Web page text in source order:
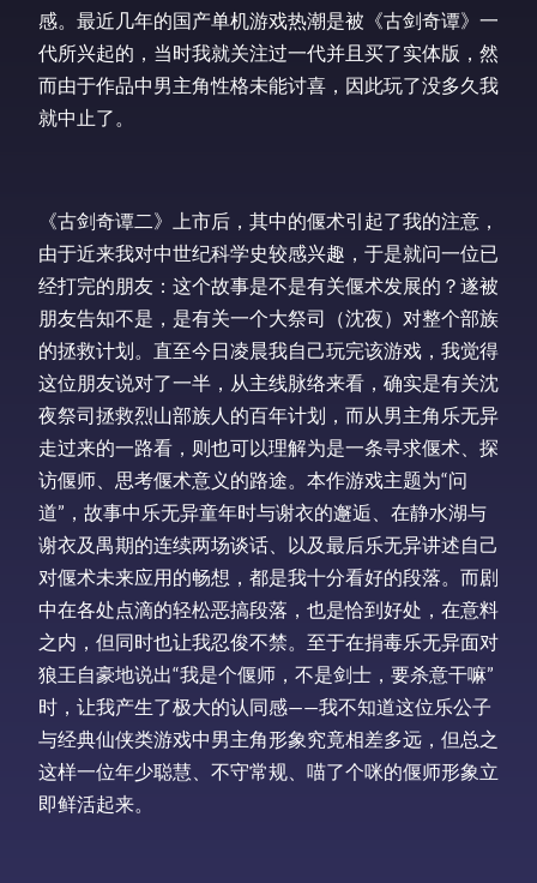
感。最近几年的国产单机游戏热潮是被《古剑奇谭》一
代所兴起的，当时我就关注过一代并且买了实体版，然
而由于作品中男主角性格未能讨喜，因此玩了没多久我
就中止了。
《古剑奇谭二》上市后，其中的偃术引起了我的注意，
由于近来我对中世纪科学史较感兴趣，于是就问一位已
经打完的朋友：这个故事是不是有关偃术发展的？遂被
朋友告知不是，是有关一个大祭司（沈夜）对整个部族
的拯救计划。直至今日凌晨我自己玩完该游戏，我觉得
这位朋友说对了一半，从主线脉络来看，确实是有关沈
夜祭司拯救烈山部族人的百年计划，而从男主角乐无异
走过来的一路看，则也可以理解为是一条寻求偃术、探
访偃师、思考偃术意义的路途。本作游戏主题为“问
道”，故事中乐无异童年时与谢衣的邂逅、在静水湖与
谢衣及禺期的连续两场谈话、以及最后乐无异讲述自己
对偃术未来应用的畅想，都是我十分看好的段落。而剧
中在各处点滴的轻松恶搞段落，也是恰到好处，在意料
之内，但同时也让我忍俊不禁。至于在捐毒乐无异面对
狼王自豪地说出“我是个偃师，不是剑士，要杀意干嘛”
时，让我产生了极大的认同感——我不知道这位乐公子
与经典仙侠类游戏中男主角形象究竟相差多远，但总之
这样一位年少聪慧、不守常规、喵了个咪的偃师形象立
即鲜活起来。